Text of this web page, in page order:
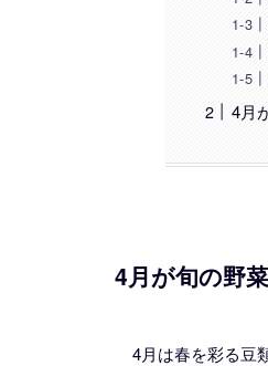
4月
4月が旬の野菜
4月は春を彩る豆